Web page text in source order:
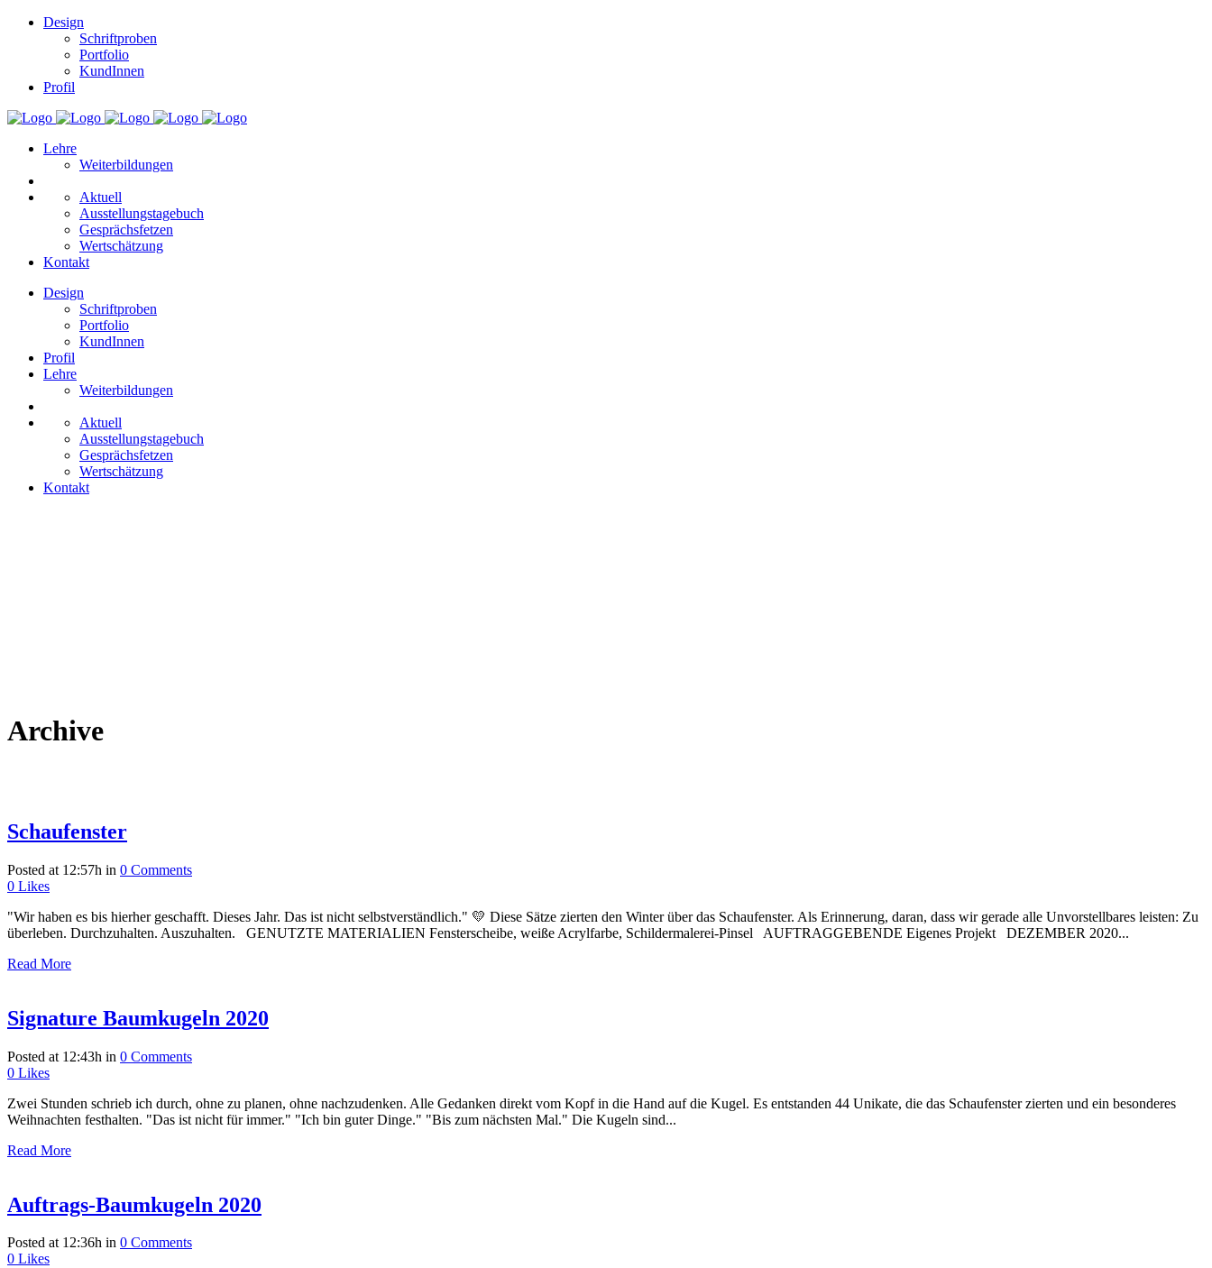
Design
Schriftproben
Portfolio
KundInnen
Profil
Lehre
Weiterbildungen
Aktuell
Ausstellungstagebuch
Gesprächsfetzen
Wertschätzung
Kontakt
Design
Schriftproben
Portfolio
KundInnen
Profil
Lehre
Weiterbildungen
Aktuell
Ausstellungstagebuch
Gesprächsfetzen
Wertschätzung
Kontakt
Archive
Schaufenster
Posted at 12:57h in 0 Comments
0 Likes
"Wir haben es bis hierher geschafft. Dieses Jahr. Das ist nicht selbstverständlich." 💛 Diese Sätze zierten den Winter über das Schaufenster. Als Erinnerung, daran, dass wir gerade alle Unvorstellbares leisten: Zu
überleben. Durchzuhalten. Auszuhalten. GENUTZTE MATERIALIEN Fensterscheibe, weiße Acrylfarbe, Schildermalerei-Pinsel AUFTRAGGEBENDE Eigenes Projekt DEZEMBER 2020...
Read More
Signature Baumkugeln 2020
Posted at 12:43h in 0 Comments
0 Likes
Zwei Stunden schrieb ich durch, ohne zu planen, ohne nachzudenken. Alle Gedanken direkt vom Kopf in die Hand auf die Kugel. Es entstanden 44 Unikate, die das Schaufenster zierten und ein besonderes
Weihnachten festhalten. "Das ist nicht für immer." "Ich bin guter Dinge." "Bis zum nächsten Mal." Die Kugeln sind...
Read More
Auftrags-Baumkugeln 2020
Posted at 12:36h in 0 Comments
0 Likes